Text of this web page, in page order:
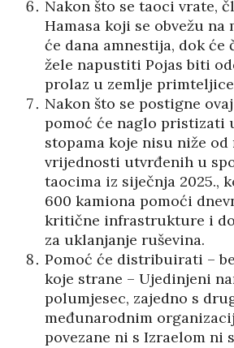
Nakon što se taoci vrate,
Hamasa koji se obvežu
će dana amnestija, dok će
žele napustiti Pojas biti
prolaz u zemlje primteljice
Nakon što se postigne
pomoć će naglo pristizati
stopama koje nisu niže
vrijednosti utvrđenih u
taocima iz siječnja 2025.,
600 kamiona pomoći
kritične infrastrukture i
za uklanjanje ruševina.
Pomoć će distribuirati –
koje strane – Ujedinjeni
polumjesec, zajedno s
međunarodnim
povezane ni s Izraelom ni